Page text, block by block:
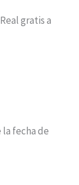
gratis a
la fecha de